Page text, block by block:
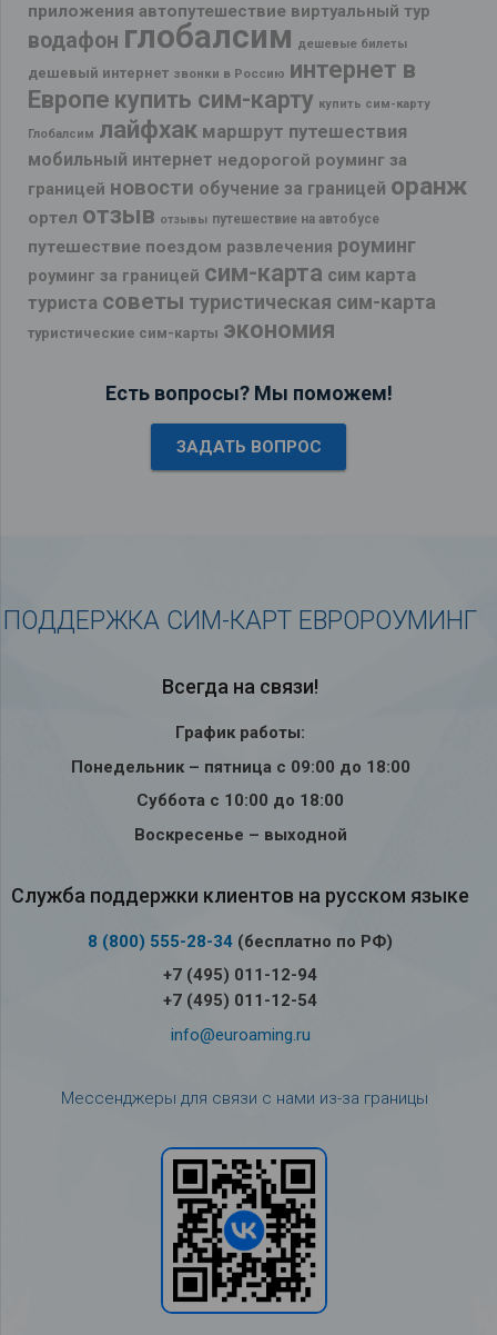
приложения автопутешествие виртуальный тур
водафон глобалсим дешевые билеты
дешевый интернет звонки в Россию интернет в
Европе купить сим-карту купить сим-карту
Глобалсим лайфхак маршрут путешествия
мобильный интернет недорогой роуминг за
границей новости обучение за границей оранж
ортел отзыв отзывы путешествие на автобусе
путешествие поездом развлечения роуминг
роуминг за границей сим-карта сим карта
туриста советы туристическая сим-карта
туристические сим-карты экономия
Есть вопросы? Мы поможем!
ЗАДАТЬ ВОПРОС
ПОДДЕРЖКА СИМ-КАРТ ЕВРОРОУМИНГ
Всегда на связи!
График работы:
Понедельник – пятница с 09:00 до 18:00
Суббота с 10:00 до 18:00
Воскресенье – выходной
Служба под­держки кли­ен­тов на рус­ском языке
8 (800) 555-28-34 (бесплатно по РФ)
+7 (495) 011-12-94
+7 (495) 011-12-54
info@euroaming.ru
Мессенджеры для связи с нами из-за границы